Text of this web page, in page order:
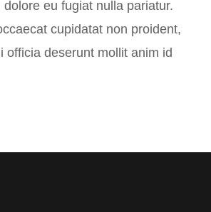
eu fugiat nulla pariatur.
cupidatat non proident,
officia deserunt mollit anim id